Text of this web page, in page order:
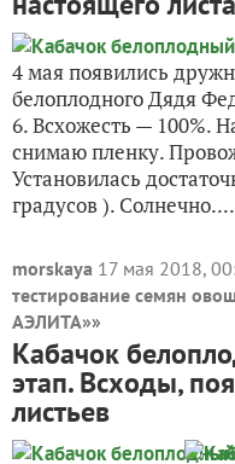
4 мая появились
белоплодного Дядя
6. Всхожесть — 100%.
снимаю пленку.
Установилась
градусов ). Солнечно....
morskaya 17 мая 2018,
тестирование семян
АЭЛИТА»»
Кабачок
этап. Всходы,
листьев